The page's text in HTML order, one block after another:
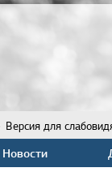
Версия для
Новости